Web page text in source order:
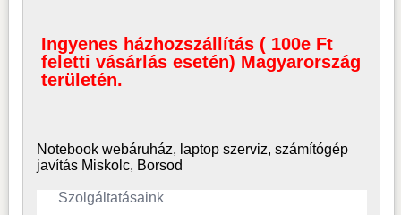
Ingyenes házhozszállítás ( 100e Ft
feletti vásárlás esetén) Magyarország
területén.
Notebook webáruház, laptop szerviz, számítógép
javítás Miskolc, Borsod
Szolgáltatásaink